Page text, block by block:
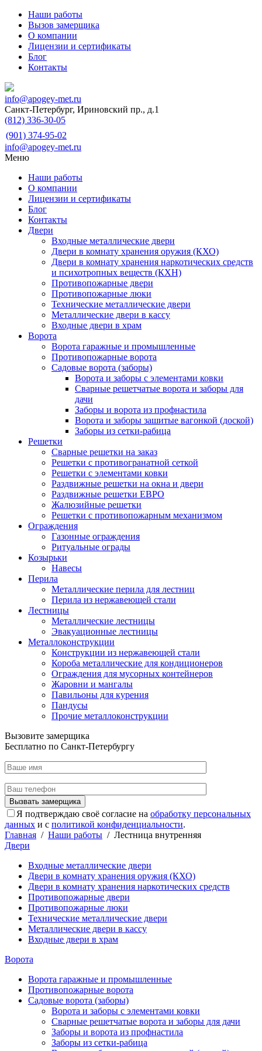
Наши работы
Вызов замерщика
О компании
Лицензии и сертификаты
Блог
Контакты
info@apogey-met.ru
Санкт-Петербург, Ириновский пр., д.1
(812) 336-30-05
(901) 374-95-02
info@apogey-met.ru
Меню
Наши работы
О компании
Лицензии и сертификаты
Блог
Контакты
Двери
Входные металлические двери
Двери в комнату хранения оружия (КХО)
Двери в комнату хранения наркотических средств
и психотропных веществ (КХН)
Противопожарные двери
Противопожарные люки
Технические металлические двери
Металлические двери в кассу
Входные двери в храм
Ворота
Ворота гаражные и промышленные
Противопожарные ворота
Садовые ворота (заборы)
Ворота и заборы с элементами ковки
Сварные решетчатые ворота и заборы для
дачи
Заборы и ворота из профнастила
Ворота и заборы зашитые вагонкой (доской)
Заборы из сетки-рабица
Решетки
Сварные решетки на заказ
Решетки с противогранатной сеткой
Решетки с элементами ковки
Раздвижные решетки на окна и двери
Раздвижные решетки ЕВРО
Жалюзийные решетки
Решетки с противопожарным механизмом
Ограждения
Газонные ограждения
Ритуальные ограды
Козырьки
Навесы
Перила
Металлические перила для лестниц
Перила из нержавеющей стали
Лестницы
Металлические лестницы
Эвакуационные лестницы
Металлоконструкции
Конструкции из нержавеющей стали
Короба металлические для кондиционеров
Ограждения для мусорных контейнеров
Жаровни и мангалы
Павильоны для курения
Пандусы
Прочие металлоконструкции
Вызовите замерщика
Бесплатно по Санкт-Петербургу
Я подтверждаю своё согласие на обработку персональных
данных и с политикой конфиденциальности.
Главная / Наши работы / Лестница внутренняя
Двери
Входные металлические двери
Двери в комнату хранения оружия (КХО)
Двери в комнату хранения наркотических средств
Противопожарные двери
Противопожарные люки
Технические металлические двери
Металлические двери в кассу
Входные двери в храм
Ворота
Ворота гаражные и промышленные
Противопожарные ворота
Садовые ворота (заборы)
Ворота и заборы с элементами ковки
Сварные решетчатые ворота и заборы для дачи
Заборы и ворота из профнастила
Заборы из сетки-рабица